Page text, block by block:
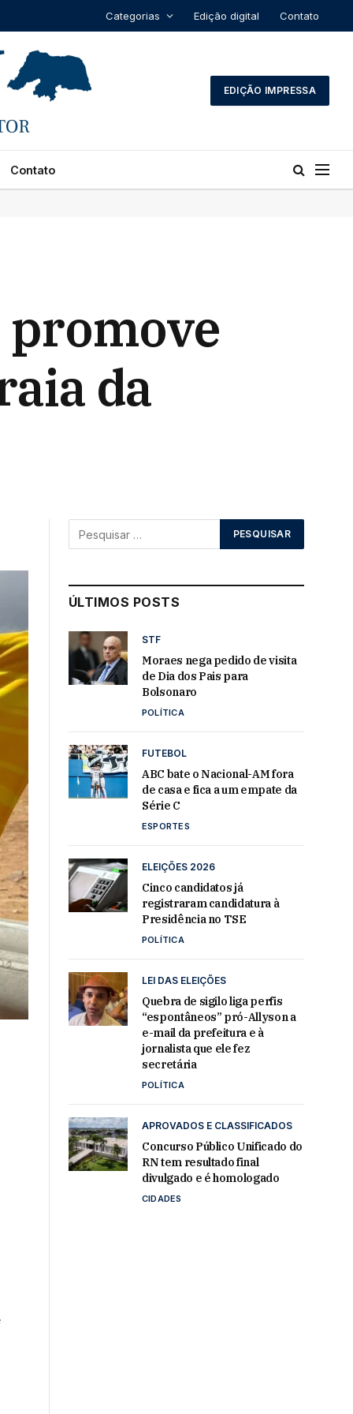
Categorias Edição digital Contato
EDIÇÃO IMPRESSA
Contato
da
ÚLTIMOS POSTS
STF
Moraes nega pedido de visita
de Dia dos Pais para
Bolsonaro
POLÍTICA
FUTEBOL
ABC bate o Nacional-AM fora
de casa e fica a um empate da
Série C
ESPORTES
ELEIÇÕES 2026
Cinco candidatos já
registraram candidatura à
Presidência no TSE
POLÍTICA
LEI DAS ELEIÇÕES
Quebra de sigilo liga perfis
“espontâneos” pró-Allyson a
e-mail da prefeitura e à
jornalista que ele fez
secretária
POLÍTICA
APROVADOS E CLASSIFICADOS
Concurso Público Unificado do
RN tem resultado final
divulgado e é homologado
CIDADES